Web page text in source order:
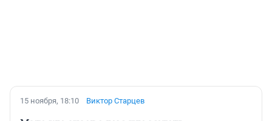
15 ноября, 18:10 Виктор Старцев